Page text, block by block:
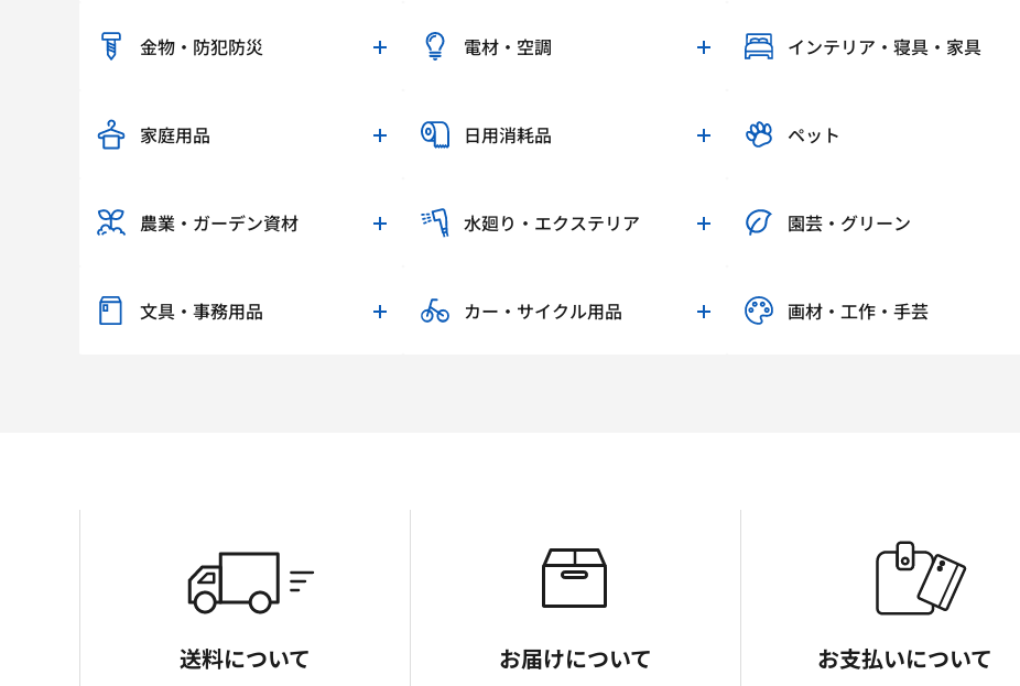
金物・防犯防災 電材・空調 インテリア・寝具・家具
家庭用品 日用消耗品 ペット
農業・ガーデン資材 水廻り・エクステリア 園芸・グリーン
文具・事務用品 カー・サイクル用品 画材・工作・手芸
送料について お届けについて お支払いについて